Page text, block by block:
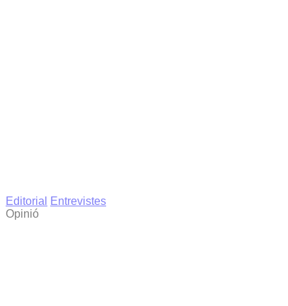
Editorial
Entrevistes
Opinió